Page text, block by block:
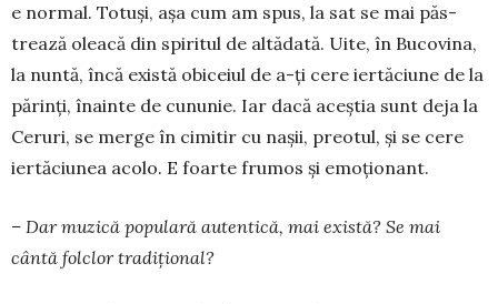
e nor­mal. To­tuși, așa cum am spus, la sat se mai păs­
trează oleacă din spiritul de altădată. Uite, în Bu­covina,
la nuntă, încă există obiceiul de a-ţi cere iertăciune de la
pă­rinţi, înainte de cununie. Iar dacă aceştia sunt deja la
Ceruri, se merge în ci­mitir cu naşii, pre­o­tul, şi se cere
iertăciunea acolo. E foarte frumos şi emoţionant.
– Dar muzică popu­lară auten­tică, mai exis­tă? Se mai
cântă fol­clor tradi­țio­nal?